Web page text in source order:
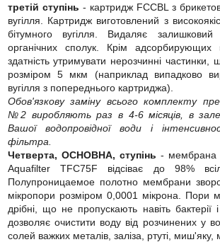
третій ступінь - картридж FCCBL з
вугілля. Картридж виготовлений з
бітумного вугілля. Видаляє
органічних сполук. Крім адсорбирующих
здатність утримувати нерозчинні
розміром 5 мкм (наприклад випадково
вугілля з попереднього картриджа).
Обов'язкову заміну всього комплекту
№2 виробляють раз в 4-6 місяців, в
Вашої водопровідної води і
фільтра.
Четверта, ОСНОВНА, ступінь - мембрана
Aquafilter TFC75F відсіває до 98%
Полупроницаемое полотно мембрани
мікропори розміром 0,0001 мікрона. Пори
дрібні, що не пропускають навіть
дозволяє очистити воду від розчинених у
солей важких металів, заліза, ртуті, миш'яку,